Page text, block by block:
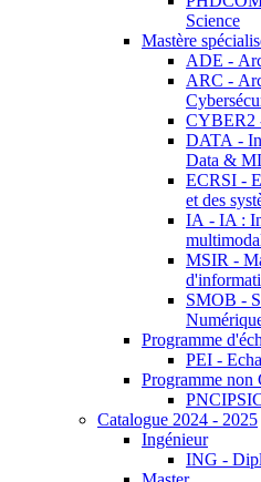
Science
Mastère
ADE -
ARC -
CYBER2
DATA -
Data &
ECRSI -
et des
IA - IA :
MSIR -
SMOB -
Programme
PEI -
Programme non
Catalogue 2024 - 2025
Ingénieur
ING -